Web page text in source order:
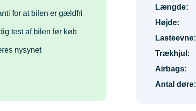
for at bilen er gældfri
test af bilen før køb
nysynet
Længde:
Højde:
Lasteevne:
Trækhjul:
Airbags:
Antal døre: